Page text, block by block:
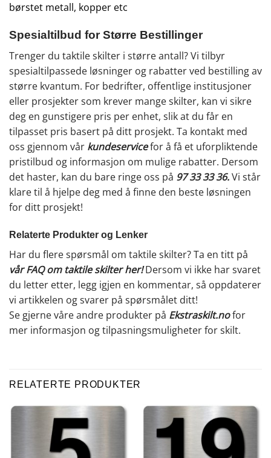
børstet metall, kopper etc
Spesialtilbud for Større Bestillinger
Trenger du taktile skilter i større antall? Vi tilbyr
spesialtilpassede løsninger og rabatter ved bestilling av
større kvantum. For bedrifter, offentlige institusjoner
eller prosjekter som krever mange skilter, kan vi sikre
deg en gunstigere pris per enhet, slik at du får en
tilpasset pris basert på ditt prosjekt. Ta kontakt med
oss gjennom vår kundeservicefor å få et uforpliktende
pristilbud og informasjon om mulige rabatter. Dersom
det haster, kan du bare ringe oss på 97 33 33 36.Vi står
klare til å hjelpe deg med å finne den beste løsningen
for ditt prosjekt!
Relaterte Produkter og Lenker
Har du flere spørsmål om taktile skilter? Ta en titt på
vår FAQ om taktile skilter her!Dersom vi ikke har svaret
du letter etter, legg igjen en kommentar, så oppdaterer
vi artikkelen og svarer på spørsmålet ditt!
Se gjerne våre andre produkter på Ekstraskilt.nofor
mer informasjon og tilpasningsmuligheter for skilt.
RELATERTE PRODUKTER